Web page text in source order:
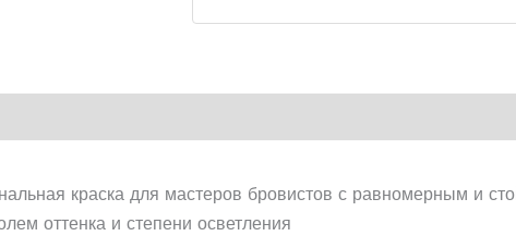
краска для мастеров бровистов с равномерным и
оттенка и степени осветления